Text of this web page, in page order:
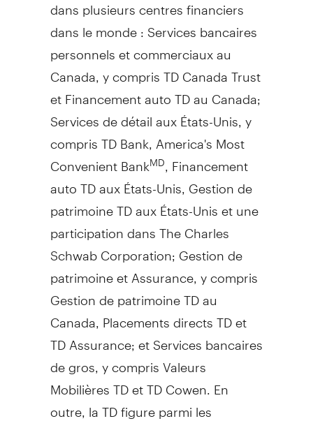
dans le monde : Services bancaires
personnels et commerciaux au
Canada , y compris TD Canada Trust
et Financement auto TD au Canada;
Services de détail aux États-Unis, y
compris TD Bank, America's Most
Convenient BankMD , Financement
auto TD aux États-Unis, Gestion de
patrimoine TD aux États-Unis et une
participation dans The Charles
Schwab Corporation;Gestion de
patrimoine et Assurance, y compris
Gestion depatrimoine TD au
Canada , Placements directs TD et
TD Assurance; et Services bancaires
de gros, y compris Valeurs
Mobilières TD et TD Cowen. En
outre, la TD figure parmi les